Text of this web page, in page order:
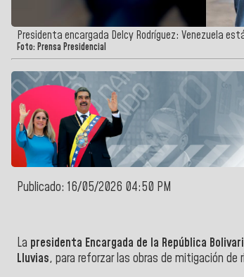
Presidenta encargada Delcy Rodríguez: Venezuela
Foto: Prensa Presidencial
Publicado: 16/05/2026 04:50 PM
La presidenta Encargada de la República
Lluvias, para reforzar las obras de mitigación